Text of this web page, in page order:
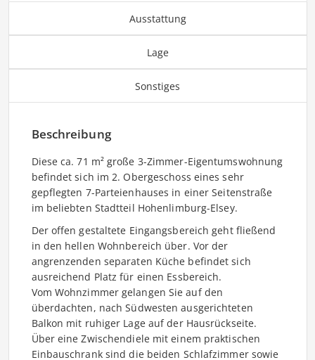
Ausstattung
Lage
Sonstiges
Beschreibung
Diese ca. 71 m² große 3-Zimmer-Eigentumswohnung
befindet sich im 2. Obergeschoss eines sehr
gepflegten 7-Parteienhauses in einer Seitenstraße
im beliebten Stadtteil Hohenlimburg-Elsey.
Der offen gestaltete Eingangsbereich geht fließend
in den hellen Wohnbereich über. Vor der
angrenzenden separaten Küche befindet sich
ausreichend Platz für einen Essbereich.
Vom Wohnzimmer gelangen Sie auf den
überdachten, nach Südwesten ausgerichteten
Balkon mit ruhiger Lage auf der Hausrückseite.
Über eine Zwischendiele mit einem praktischen
Einbauschrank sind die beiden Schlafzimmer sowie